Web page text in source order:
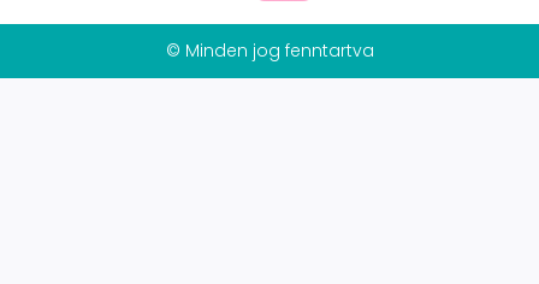
© Minden jog fenntartva